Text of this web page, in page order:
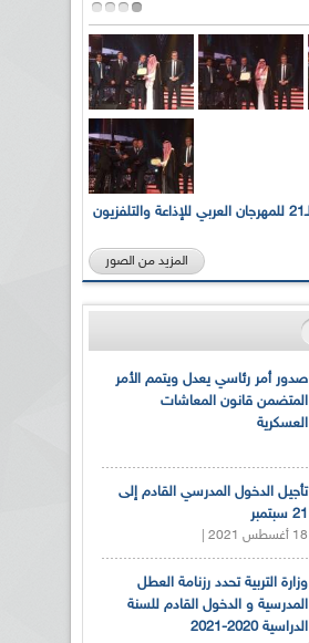
بالصور... الدورة الـ21 للمهرجان العربي للإذاعة والتلفزيون
المزيد من الصور
صدور أمر رئاسي يعدل ويتمم الأمر
المتضمن قانون المعاشات
العسكرية
تأجيل الدخول المدرسي القادم إلى
21 سبتمبر
18 أغسطس 2021 |
وزارة التربية تحدد رزنامة العطل
المدرسية و الدخول القادم للسنة
الدراسية 2020-2021